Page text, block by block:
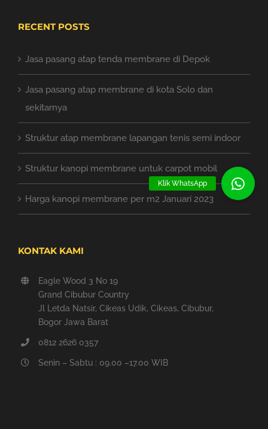
RECENT POSTS
Jasa pasang atap tenda membrane di Depok
Jasa pasang atap membrane di kota Solo dan
sekitarnya
Struktur atap membrane lapangan tenis semi indoor
Struktur kanopi membrane untuk carpot mobil
Harga kanopi membrane per m2 Januari 2023
KONTAK KAMI
Eagle Wood 3 No 19
Grand Cibubur Country
Jl Letda Natsir, Cikeas Udik, Cikeas, Cibubur,
Bogor Jawa Barat
0812 2626 0357
Senin – Sabtu : 09.00 –17.00 WIB
Klik WhatsApp